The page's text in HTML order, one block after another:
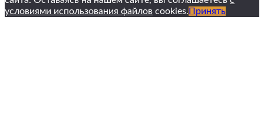
условиями использования файлов cookies. Принять